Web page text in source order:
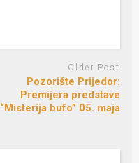
Older Post
Pozorište Prijedor:
Premijera predstave
“Misterija bufo” 05. maja